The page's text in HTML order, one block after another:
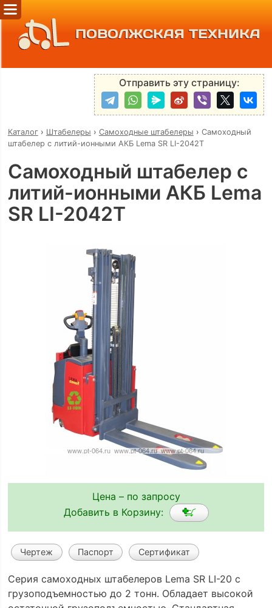
ПОВОЛЖСКАЯ ТЕХНИКА
Отправить эту страницу:
Каталог› Штабелеры › Самоходные штабелеры › Самоходный
штабелер с литий-ионными АКБ Lema SR LI-2042Т
Самоходный штабелер с
литий-ионными АКБ Lema
SR LI-2042Т
Цена – по запросу
Добавить в Корзину:
Чертеж Паспорт Сертификат
Серия самоходных штабелеров Lema SR LI-20 с
грузоподъемностью до 2 тонн. Обладает высокой